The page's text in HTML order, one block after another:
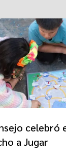
celebró
a Jugar